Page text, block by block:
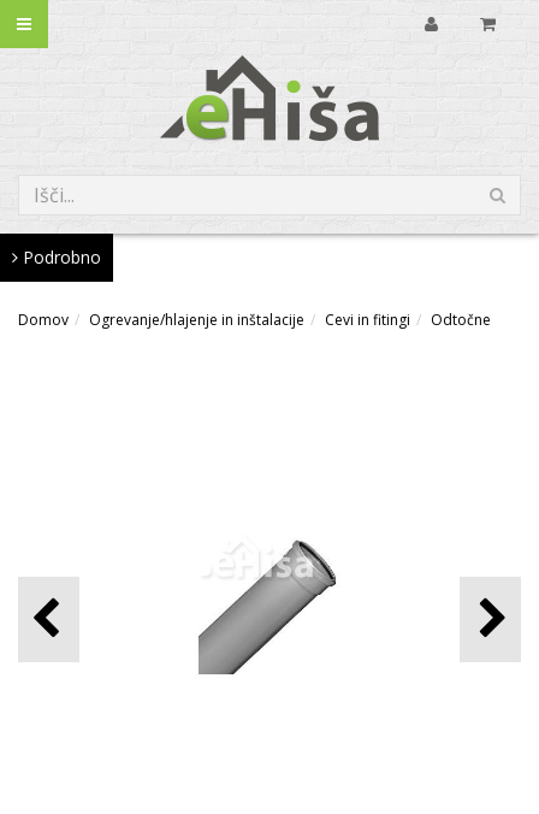
Podrobno
Domov Ogrevanje/hlajenje in inštalacije Cevi in fitingi Odtočne